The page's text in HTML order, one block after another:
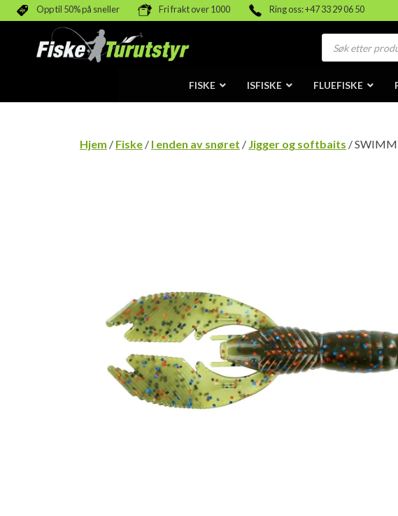
Opp til 50% på sneller Fri frakt over 1000 Ring oss: +47 33 29 06 50
Products
search
FISKE ISFISKE FLUEFISKE
Hjem / Fiske / I enden av snøret / Jigger og softbaits /